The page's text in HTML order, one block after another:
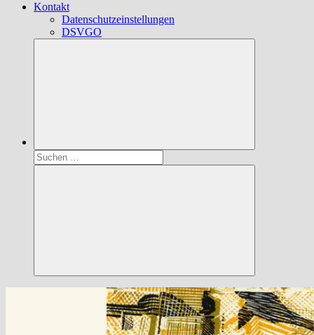
Kontakt
Datenschutzeinstellungen
DSVGO
Suchen
nach:
Suchen